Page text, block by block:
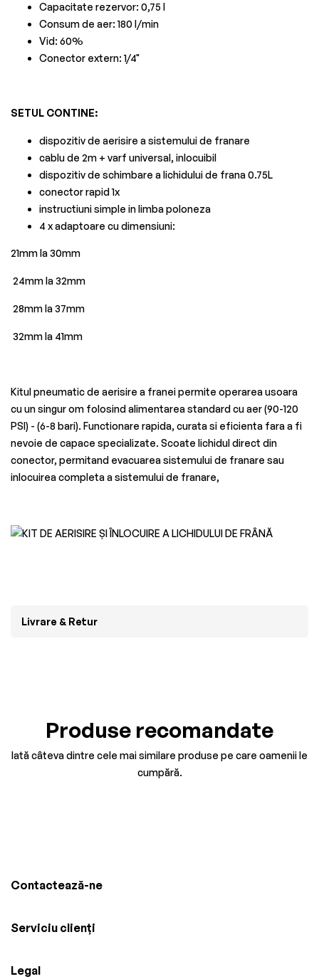
Capacitate rezervor: 0,75 l
Consum de aer: 180 l/min
Vid: 60%
Conector extern: 1/4"
SETUL CONTINE:
dispozitiv de aerisire a sistemului de franare
cablu de 2m + varf universal, inlocuibil
dispozitiv de schimbare a lichidului de frana 0.75L
conector rapid 1x
instructiuni simple in limba poloneza
4 x adaptoare cu dimensiuni:
21mm la 30mm
24mm la 32mm
28mm la 37mm
32mm la 41mm
Kitul pneumatic de aerisire a franei permite operarea usoara
cu un singur om folosind alimentarea standard cu aer (90-120
PSI) - (6-8 bari). Functionare rapida, curata si eficienta fara a fi
nevoie de capace specializate. Scoate lichidul direct din
conector, permitand evacuarea sistemului de franare sau
inlocuirea completa a sistemului de franare,
Livrare & Retur
Produse recomandate
Iată câteva dintre cele mai similare produse pe care oamenii le
cumpără.
Contactează-ne
Serviciu clienți
Legal